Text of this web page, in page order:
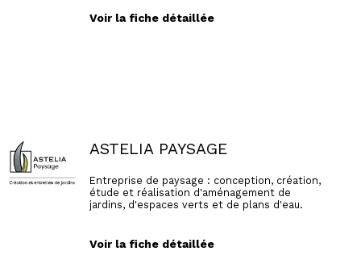
Voir la fiche détaillée
ASTELIA PAYSAGE
Entreprise de paysage : conception, création,
étude et réalisation d'aménagement de
jardins, d'espaces verts et de plans d'eau.
Voir la fiche détaillée